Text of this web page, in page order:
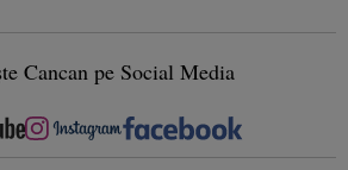
Cancan pe Social Media